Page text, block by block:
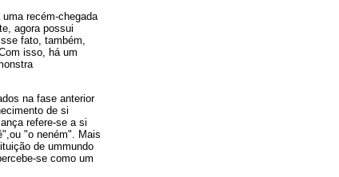
recém-chegada
agora possui
fato, também,
isso, há um
na fase anterior
de si
refere-se a si
"o neném". Mais
de ummundo
se como um